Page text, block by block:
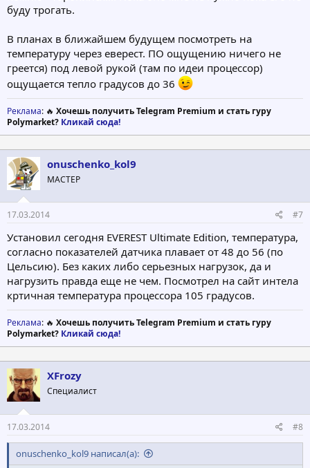
буду трогать.
В планах в ближайшем будущем посмотреть на
температуру через еверест. ПО ощущению ничего не
греется) под левой рукой (там по идеи процессор)
ощущается тепло градусов до 36
Реклама: 🔥 Хочешь получить Telegram Premium и стать гуру
Polymarket? Кликай сюда!
onuschenko_kol9
МАСТЕР
17.03.2014 #7
Установил сегодня EVEREST Ultimate Edition, температура,
согласно показателей датчика плавает от 48 до 56 (по
Цельсию). Без каких либо серьезных нагрузок, да и
нагрузить правда еще не чем. Посмотрел на сайт интела
кртичная температура процессора 105 градусов.
Реклама: 🔥 Хочешь получить Telegram Premium и стать гуру
Polymarket? Кликай сюда!
XFrozy
Специалист
17.03.2014 #8
onuschenko_kol9 написал(а):